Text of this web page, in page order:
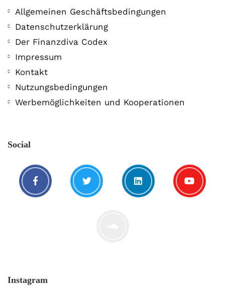
Allgemeinen Geschäftsbedingungen
Datenschutzerklärung
Der Finanzdiva Codex
Impressum
Kontakt
Nutzungsbedingungen
Werbemöglichkeiten und Kooperationen
Social
Instagram